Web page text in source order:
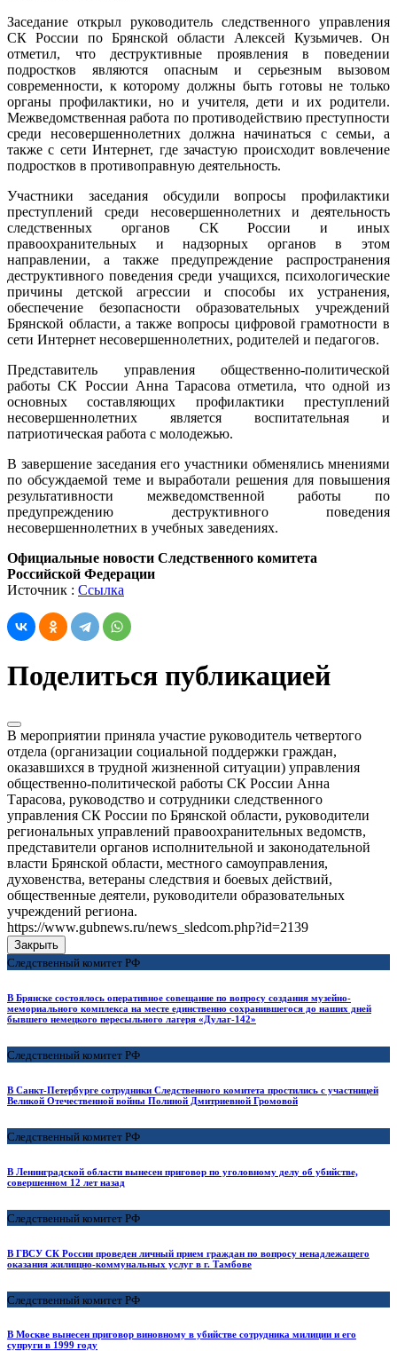
Заседание открыл руководитель следственного управления
СК России по Брянской области Алексей Кузьмичев. Он
отметил, что деструктивные проявления в поведении
подростков являются опасным и серьезным вызовом
современности, к которому должны быть готовы не только
органы профилактики, но и учителя, дети и их родители.
Межведомственная работа по противодействию преступности
среди несовершеннолетних должна начинаться с семьи, а
также с сети Интернет, где зачастую происходит вовлечение
подростков в противоправную деятельность.
Участники заседания обсудили вопросы профилактики
преступлений среди несовершеннолетних и деятельность
следственных органов СК России и иных
правоохранительных и надзорных органов в этом
направлении, а также предупреждение распространения
деструктивного поведения среди учащихся, психологические
причины детской агрессии и способы их устранения,
обеспечение безопасности образовательных учреждений
Брянской области, а также вопросы цифровой грамотности в
сети Интернет несовершеннолетних, родителей и педагогов.
Представитель управления общественно-политической
работы СК России Анна Тарасова отметила, что одной из
основных составляющих профилактики преступлений
несовершеннолетних является воспитательная и
патриотическая работа с молодежью.
В завершение заседания его участники обменялись мнениями
по обсуждаемой теме и выработали решения для повышения
результативности межведомственной работы по
предупреждению деструктивного поведения
несовершеннолетних в учебных заведениях.
Официальные новости Следственного комитета
Российской Федерации
Источник : Ссылка
Поделиться публикацией
В мероприятии приняла участие руководитель четвертого
отдела (организации социальной поддержки граждан,
оказавшихся в трудной жизненной ситуации) управления
общественно-политической работы СК России Анна
Тарасова, руководство и сотрудники следственного
управления СК России по Брянской области, руководители
региональных управлений правоохранительных ведомств,
представители органов исполнительной и законодательной
власти Брянской области, местного самоуправления,
духовенства, ветераны следствия и боевых действий,
общественные деятели, руководители образовательных
учреждений региона.
https://www.gubnews.ru/news_sledcom.php?id=2139
Закрыть
Следственный комитет РФ
В Брянске состоялось оперативное совещание по вопросу создания музейно-
мемориального комплекса на месте единственно сохранившегося до наших дней
бывшего немецкого пересыльного лагеря «Дулаг-142»
Следственный комитет РФ
В Санкт-Петербурге сотрудники Следственного комитета простились с участницей
Великой Отечественной войны Полиной Дмитриевной Громовой
Следственный комитет РФ
В Ленинградской области вынесен приговор по уголовному делу об убийстве,
совершенном 12 лет назад
Следственный комитет РФ
В ГВСУ СК России проведен личный прием граждан по вопросу ненадлежащего
оказания жилищно-коммунальных услуг в г. Тамбове
Следственный комитет РФ
В Москве вынесен приговор виновному в убийстве сотрудника милиции и его
супруги в 1999 году